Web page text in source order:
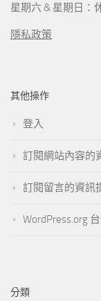
星期六 & 星期日：
隱私政策
其他操作
登入
訂閱網站內容的
訂閱留言的資訊
WordPress.org
分類